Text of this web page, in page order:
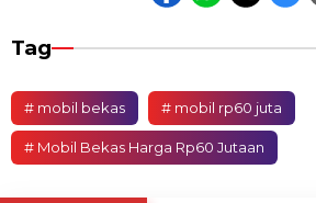
Tag
# mobil bekas # mobil rp60 juta
# Mobil Bekas Harga Rp60 Jutaan